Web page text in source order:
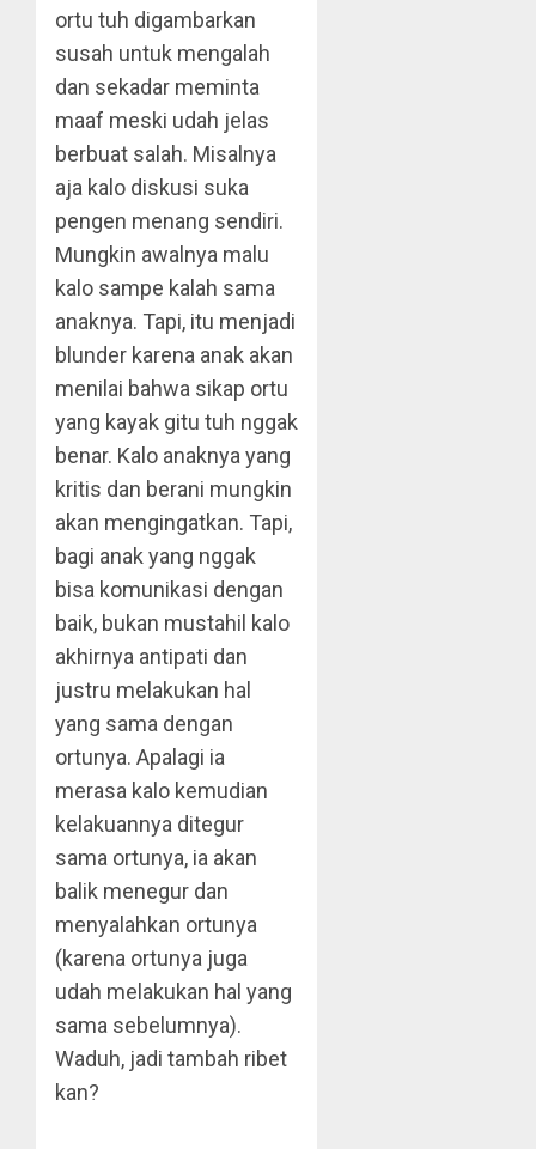
ortu tuh digambarkan
susah untuk mengalah
dan sekadar meminta
maaf meski udah jelas
berbuat salah. Misalnya
aja kalo diskusi suka
pengen menang sendiri.
Mungkin awalnya malu
kalo sampe kalah sama
anaknya. Tapi, itu menjadi
blunder karena anak akan
menilai bahwa sikap ortu
yang kayak gitu tuh nggak
benar. Kalo anaknya yang
kritis dan berani mungkin
akan mengingatkan. Tapi,
bagi anak yang nggak
bisa komunikasi dengan
baik, bukan mustahil kalo
akhirnya antipati dan
justru melakukan hal
yang sama dengan
ortunya. Apalagi ia
merasa kalo kemudian
kelakuannya ditegur
sama ortunya, ia akan
balik menegur dan
menyalahkan ortunya
(karena ortunya juga
udah melakukan hal yang
sama sebelumnya).
Waduh, jadi tambah ribet
kan?